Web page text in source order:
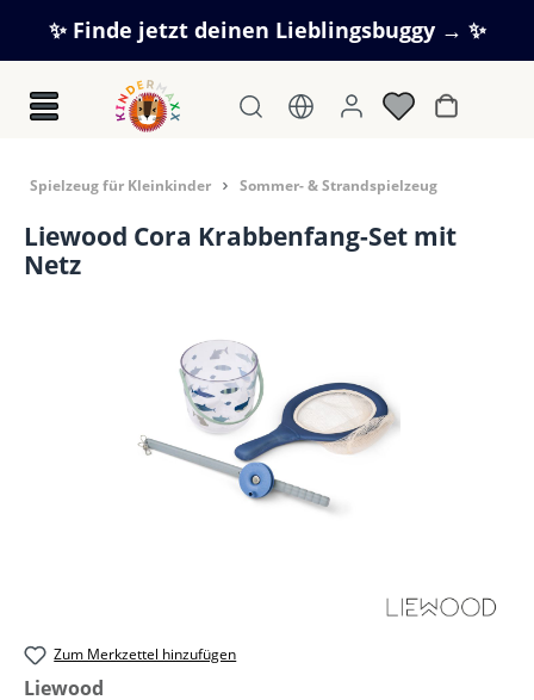
Zum Hauptinhalt springen
✨ Finde jetzt deinen Lieblingsbuggy → ✨
Spielzeug für Kleinkinder Sommer- & Strandspielzeug
Liewood Cora Krabbenfang-Set mit
Netz
Zum Merkzettel hinzufügen
auswählen
Liewood